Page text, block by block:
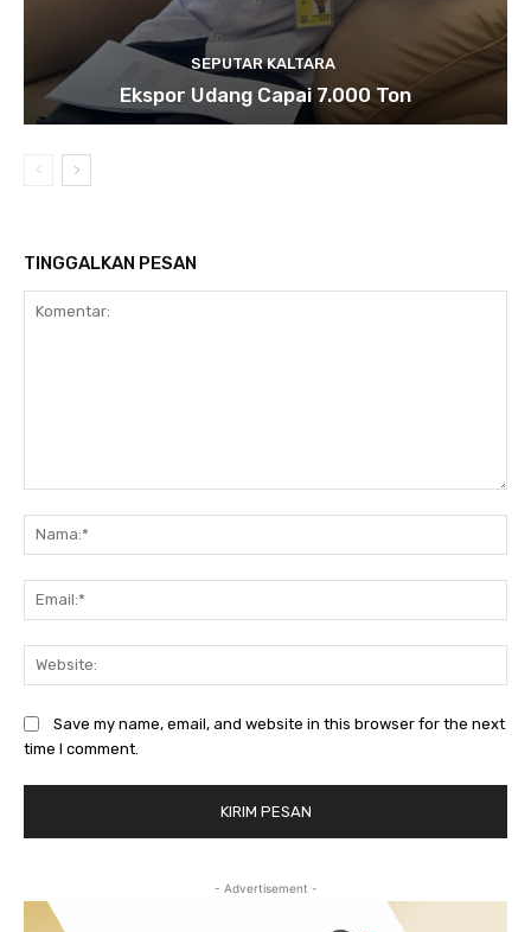
SEPUTAR KALTARA
Ekspor Udang Capai 7.000 Ton
TINGGALKAN PESAN
Save my name, email, and website in this browser for the next
time I comment.
- Advertisement -